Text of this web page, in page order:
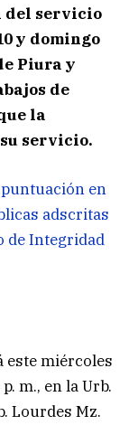
del servicio
y domingo
Piura y
de
la
servicio.
en
adscritas
de Integridad
este miércoles
m., en la Urb.
Lourdes Mz.